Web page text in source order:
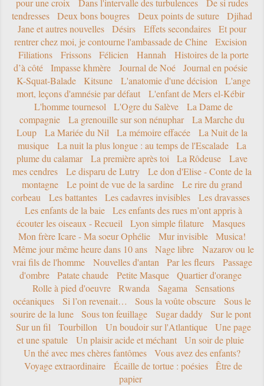
pour une croix
Dans l'intervalle des turbulences
De si rudes
tendresses
Deux bons bougres Deux points de suture
Djihad
Jane et autres nouvelles
Désirs Effets secondaires
Et pour
rentrer chez moi, je contourne l'ambassade de Chine
Excision
Filiations
Frissons Félicien Hannah
Histoires de la porte
d’à côté
Impasse khmère Journal de Noé
Journal en poésie
K-Squat-Balade
Kitsune L'anatomie d'une décision
L'ange
mort, leçons d'amnésie par défaut
L'enfant de Mers el-Kébir
L'homme tournesol
L'Ogre du Salève
La Dame de
compagnie
La grenouille sur son nénuphar
La Marche du
Loup
La Mariée du Nil La mémoire effacée
La Nuit de la
musique
La nuit la plus longue : au temps de l'Escalade
La
plume du calamar
La première après toi La Rôdeuse
Lave
mes cendres
Le disparu de Lutry
Le don d'Elise - Conte de la
montagne
Le point de vue de la sardine
Le rire du grand
corbeau
Les battantes Les cadavres invisibles
Les dravasses
Les enfants de la baie
Les enfants des rues m’ont appris à
écouter les oiseaux - Recueil
Lyon simple filature
Masques
Mon frère Icare - Ma soeur Ophélie
Mur invisible
Musica!
Même jour même heure dans 10 ans
Nage libre
Nazarov ou le
vrai fils de l'homme
Nouvelles d'antan Par les fleurs
Passage
d'ombre
Patate chaude Petite Masque
Quartier d'orange
Rolle à pied d'oeuvre
Rwanda Sagama
Sensations
océaniques
Si l’on revenait… Sous la voûte obscure
Sous le
sourire de la lune
Sous ton feuillage Sugar daddy
Sur le pont
Sur un fil
Tourbillon Un boudoir sur l'Atlantique
Une page
et une spatule
Un plaisir acide et méchant
Un soir de pluie
Un thé avec mes chères fantômes
Vous avez des enfants?
Voyage extraordinaire
Écaille de tortue : poésies
Être de
papier